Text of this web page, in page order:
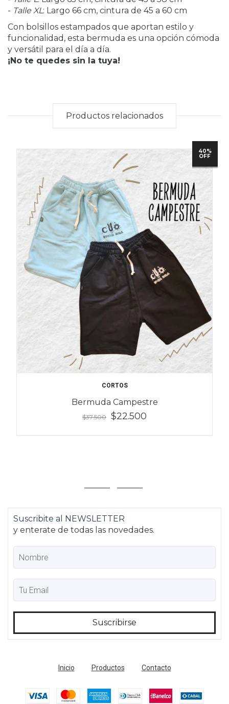
- Talle XL: Largo 66 cm, cintura de 45 a 60 cm
Con bolsillos estampados que aportan estilo y
funcionalidad, esta bermuda es una opción cómoda
y versátil para el día a día.
¡No te quedes sin la tuya!
Productos relacionados
40%
OFF
CORTOS
Bermuda Campestre
$37.500 $22.500
Suscribite al NEWSLETTER
y enterate de todas las novedades.
Inicio Productos Contacto